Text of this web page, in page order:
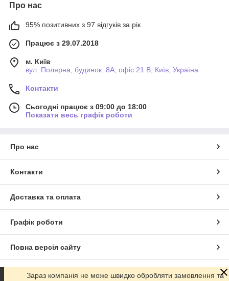
Про нас
95% позитивних з 97 відгуків за рік
Працює з 29.07.2018
м. Київ
вул. Полярна, будинок. 8А, офіс 21 В, Київ, Україна
Контакти
Сьогодні працює з 09:00 до 18:00
Показати весь графік роботи
Про нас
Контакти
Доставка та оплата
Графік роботи
Повна версія сайту
Сайт створено на маркетплейсі Prom.ua
Зараз компанія не може швидко обробляти замовлення та